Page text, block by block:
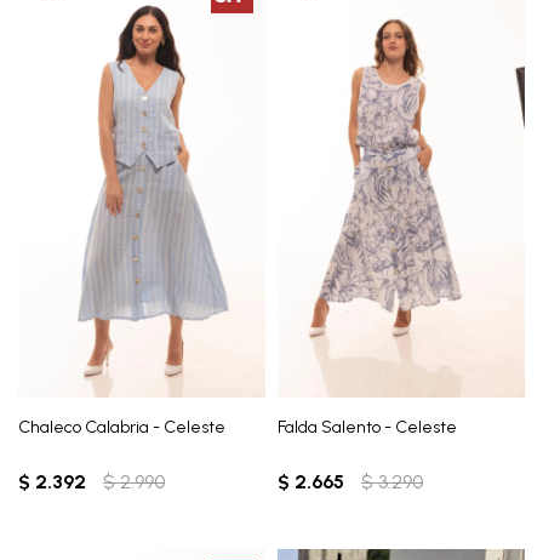
Chaleco Calabria - Celeste
$ 2.392 $ 2.990
Falda Salento - Celeste
$ 2.665 $ 3.290